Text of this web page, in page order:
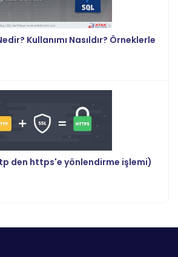
Kullanımı Nasıldır? Örneklerle
den https'e yönlendirme işlemi)